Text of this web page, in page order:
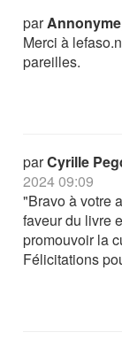
parAnnonyme
Merci à
pareilles.
parCyrille
2024 09:09
"Bravo à votre
faveur du livre
promouvoir la
Félicitations